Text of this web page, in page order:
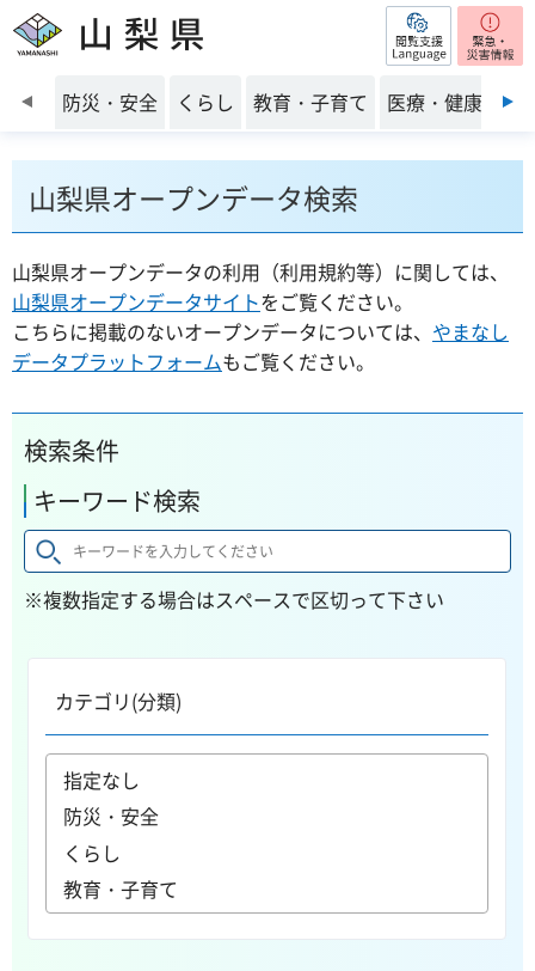
山梨県 閲覧支援
前のスライドを表示
防災・安全 くらし 教育・子育て 医療・健康・福
山梨県オープンデータ検索
山梨県オープンデータの利用（利用規約等）に関しては、
山梨県オープンデータサイトをご覧ください。
こちらに掲載のないオープンデータについては、 やまなし
データプラットフォームもご覧ください。
検索条件
キーワード検索
※複数指定する場合はスペースで区切って下さい
カテゴリ(分類)